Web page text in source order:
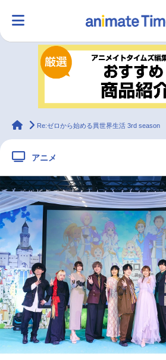
ランキング ア
ラジオ グ
2.5次元 配信・Vtuber ト
最新記事一覧
アニメ記事一覧 声
アニメ映画一覧 実
今期アニメ曜日別一覧
春アニメ 夏
animateTimes
Re:ゼロから始める異世界生活 3rd season
アニメ